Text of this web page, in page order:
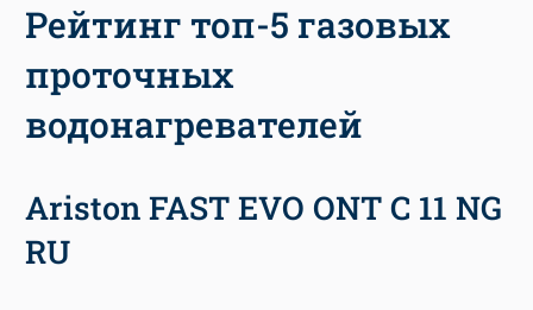
Рейтинг топ-5 газовых
проточных
водонагревателей
Ariston FAST EVO ONT C 11 NG
RU